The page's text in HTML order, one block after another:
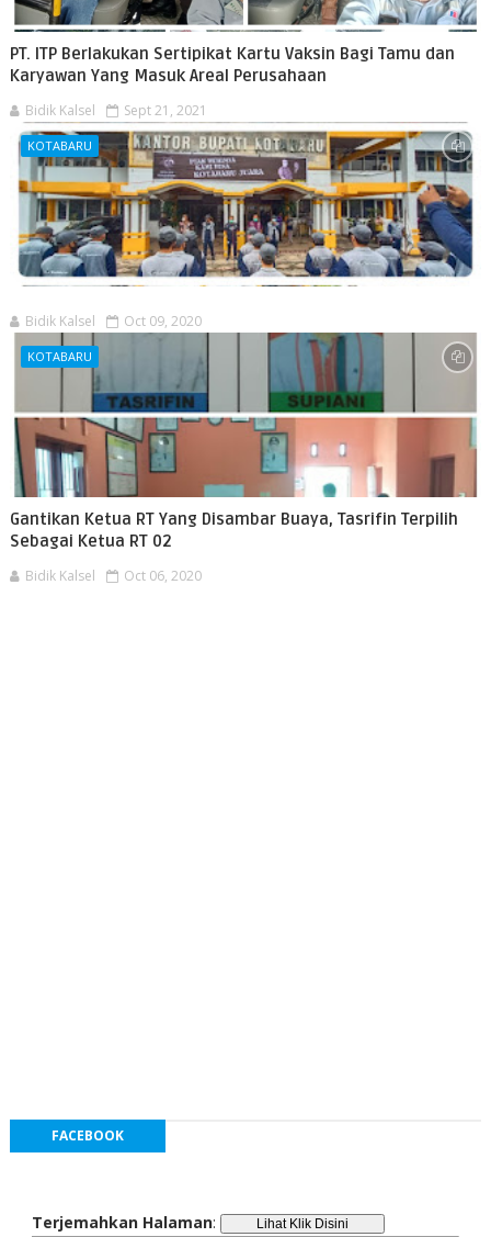
PT. ITP Berlakukan Sertipikat Kartu Vaksin Bagi Tamu dan
Karyawan Yang Masuk Areal Perusahaan
Bidik Kalsel Sept 21, 2021
KOTABARU
Bidik Kalsel Oct 09, 2020
KOTABARU
Gantikan Ketua RT Yang Disambar Buaya, Tasrifin Terpilih
Sebagai Ketua RT 02
Bidik Kalsel Oct 06, 2020
FACEBOOK
Terjemahkan Halaman: